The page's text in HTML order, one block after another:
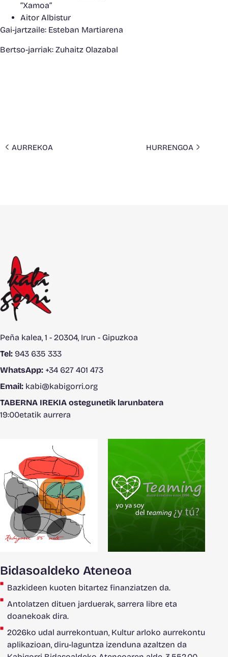
“Xamoa”
Aitor Albistur
Gai-jartzaile: Esteban Martiarena
Bertso-jarriak: Zuhaitz Olazabal
AURREKOA HURRENGOA
Peña kalea, 1 - 20304, Irun - Gipuzkoa
Tel: 943 635 333
WhatsApp: +34 627 401 473
Email: kabi@kabigorri.org
TABERNA IREKIA ostegunetik larunbatera
19:00etatik aurrera
Bidasoaldeko Ateneoa
Bazkideen kuoten bitartez finanziatzen da.
Antolatzen dituen jarduerak, sarrera libre eta
doanekoak dira.
2026ko udal aurrekontuan, Kultur arloko aurrekontu
aplikazioan, diru-laguntza izenduna azaltzen da